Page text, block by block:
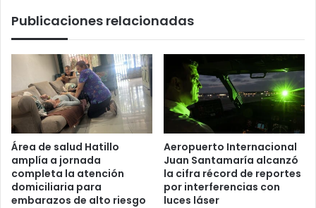
Publicaciones relacionadas
Área de salud Hatillo
amplía a jornada
completa la atención
domiciliaria para
embarazos de alto riesgo
Aeropuerto Internacional
Juan Santamaría alcanzó
la cifra récord de reportes
por interferencias con
luces láser